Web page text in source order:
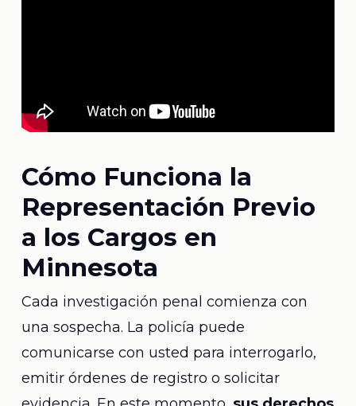
Cómo Funciona la
Representación Previo
a los Cargos en
Minnesota
Cada investigación penal comienza con
una sospecha. La policía puede
comunicarse con usted para interrogarlo,
emitir órdenes de registro o solicitar